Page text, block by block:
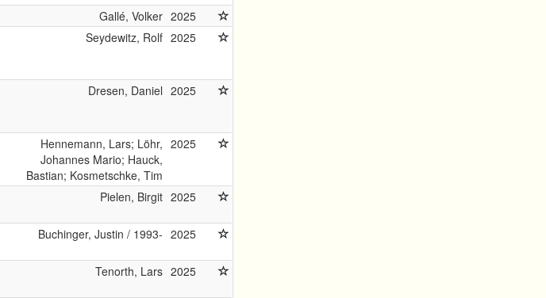
Gallé, Volker 2025
Seydewitz, Rolf 2025
Dresen, Daniel 2025
Hennemann, Lars; Löhr,
Johannes Mario; Hauck,
Bastian; Kosmetschke, Tim
2025
Pielen, Birgit 2025
Buchinger, Justin / 1993- 2025
Tenorth, Lars 2025